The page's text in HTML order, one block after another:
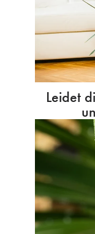
Leidet